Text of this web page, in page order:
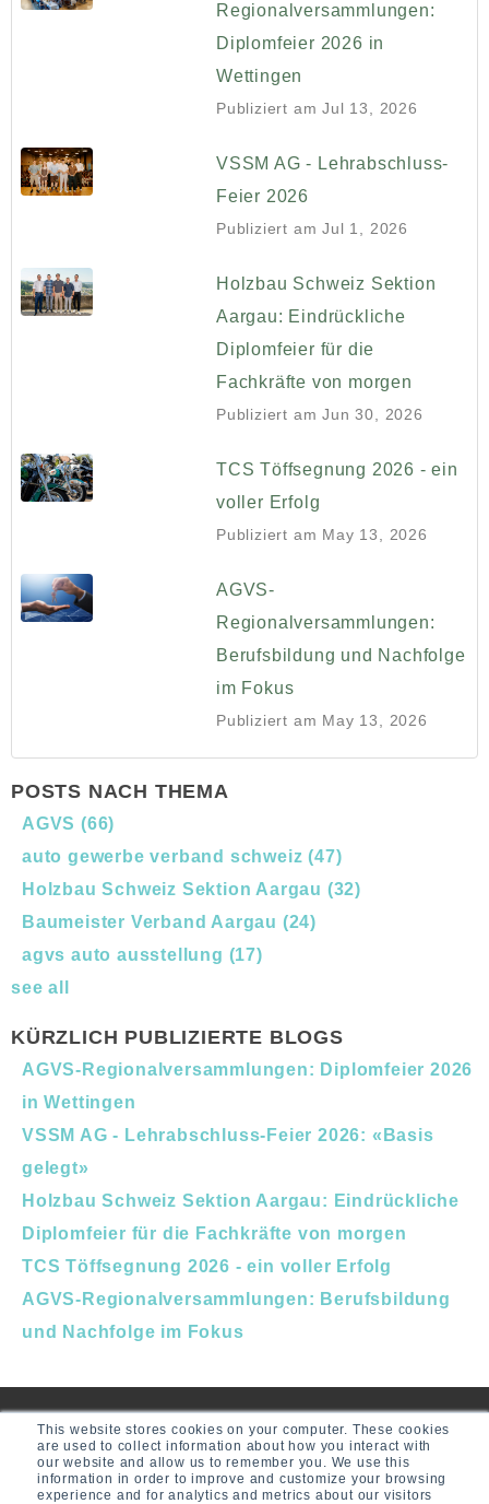
This website stores cookies on your computer. These cookies
are used to collect information about how you interact with
our website and allow us to remember you. We use this
information in order to improve and customize your browsing
experience and for analytics and metrics about our visitors
Regionalversammlungen:
Diplomfeier 2026 in
Wettingen
Publiziert am Jul 13, 2026
VSSM AG - Lehrabschluss-
Feier 2026
Publiziert am Jul 1, 2026
Holzbau Schweiz Sektion
Aargau: Eindrückliche
Diplomfeier für die
Fachkräfte von morgen
Publiziert am Jun 30, 2026
TCS Töffsegnung 2026 - ein
voller Erfolg
Publiziert am May 13, 2026
AGVS-
Regionalversammlungen:
Berufsbildung und Nachfolge
im Fokus
Publiziert am May 13, 2026
POSTS NACH THEMA
AGVS (66)
auto gewerbe verband schweiz(47)
Holzbau Schweiz Sektion Aargau (32)
Baumeister Verband Aargau (24)
agvs auto ausstellung (17)
see all
KÜRZLICH PUBLIZIERTE BLOGS
AGVS-Regionalversammlungen: Diplomfeier 2026
in Wettingen
VSSM AG - Lehrabschluss-Feier 2026: «Basis
gelegt»
Holzbau Schweiz Sektion Aargau: Eindrückliche
Diplomfeier für die Fachkräfte von morgen
TCS Töffsegnung 2026 - ein voller Erfolg
AGVS-Regionalversammlungen: Berufsbildung
und Nachfolge im Fokus